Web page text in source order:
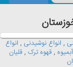
, انواع نوشیدنی , انواع
آبمیوه , قهوه ترک , قلیان